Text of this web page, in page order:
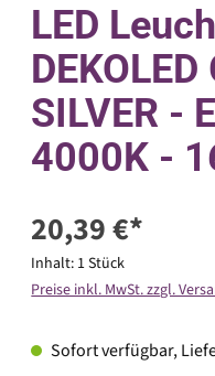
LED
SILVER -
4000K -
20,39 €*
Inhalt: 1 Stück
Preise inkl. MwSt. zzgl.
Sofort verfügbar,